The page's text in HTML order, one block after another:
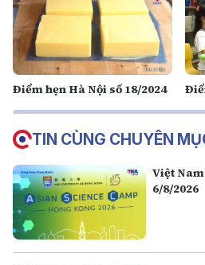
Điểm hẹn Hà Nội số 18/2024
TIN CÙNG CHUYÊN
Việt
6/8/2026